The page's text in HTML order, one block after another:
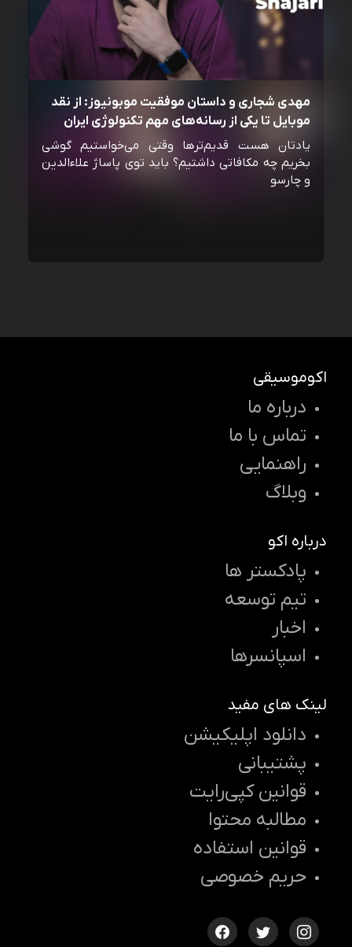
مهدی شجاری و داستان موفقیت موبونیوز: از نقد
موبایل تا یکی از رسانه‌‌های مهم تکنولوژی ایران
یادتان هست قدیم‌ترها وقتی می‌خواستیم گوشی
بخریم چه مکافاتی داشتیم؟ باید توی پاساژ علاءالدین
و چارسو
اکوموسیقی
درباره ما
تماس با ما
راهنمایی
وبلاگ
درباره اکو
پادکستر ها
تیم توسعه
اخبار
اسپانسرها
لینک های مفید
دانلود اپلیکیشن
پشتیبانی
قوانین کپی‌رایت
مطالبه محتوا
قوانین استفاده
حریم خصوصی